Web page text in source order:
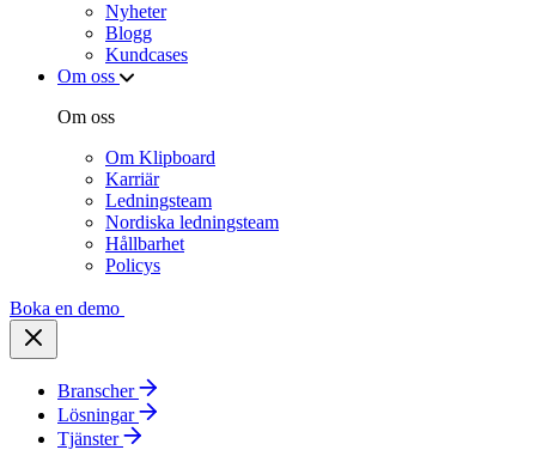
Nyheter
Blogg
Kundcases
Om oss
Om oss
Om Klipboard
Karriär
Ledningsteam
Nordiska ledningsteam
Hållbarhet
Policys
Boka en demo
Branscher
Lösningar
Tjänster